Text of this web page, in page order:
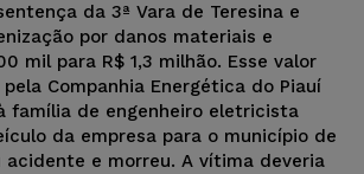
da 3ª Vara de Teresina e
por danos materiais e
mil para R$ 1,3 milhão. Esse valor
Companhia Energética do Piauí
família de engenheiro eletricista
da empresa para o município de
acidente e morreu. A vítima deveria